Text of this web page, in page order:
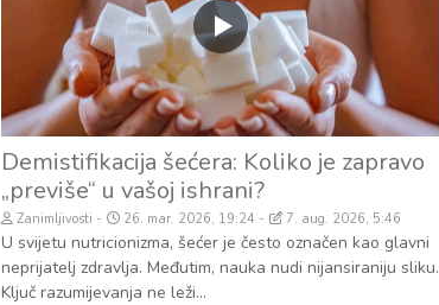
Demistifikacija šećera: Koliko je zapravo
„previše“ u vašoj ishrani?
Zanimljivosti 26. mar. 2026, 19:24 7. aug. 2026, 5:46
U svijetu nutricionizma, šećer je često označen kao glavni
neprijatelj zdravlja. Međutim, nauka nudi nijansiraniju sliku.
Ključ razumijevanja ne leži...